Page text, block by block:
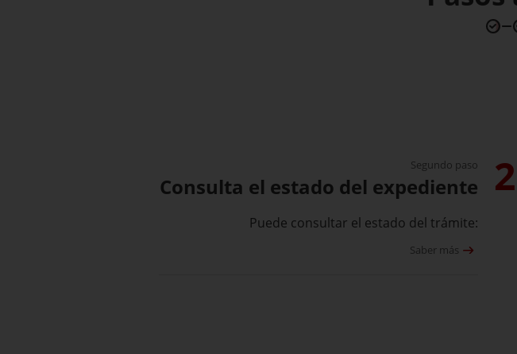
2
Segundo paso
Consulta el estado del expediente
Puede consultar el estado del trámite:
Saber más